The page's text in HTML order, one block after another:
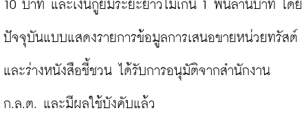
10 บาท และเงินกู้ยืมระยะยาวไม่เกิน 1 พันล้านบาท โดย
ปัจจุบันแบบแสดงรายการข้อมูลการเสนอขายหน่วยทรัสต์
และร่างหนังสือชี้ชวน ได้รับการอนุมัติจากสำนักงาน
ก.ล.ต. และมีผลใช้บังคับแล้ว